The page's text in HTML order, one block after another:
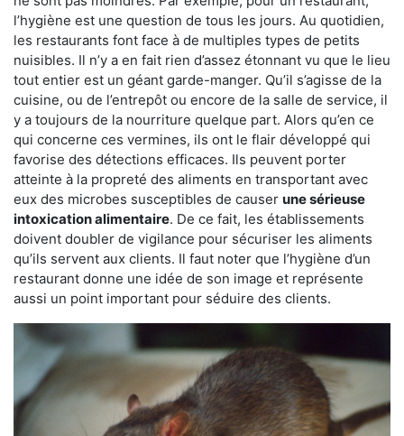
l’hygiène est une question de tous les jours. Au quotidien,
les restaurants font face à de multiples types de petits
nuisibles. Il n’y a en fait rien d’assez étonnant vu que le lieu
tout entier est un géant garde-manger. Qu’il s’agisse de la
cuisine, ou de l’entrepôt ou encore de la salle de service, il
y a toujours de la nourriture quelque part. Alors qu’en ce
qui concerne ces vermines, ils ont le flair développé qui
favorise des détections efficaces. Ils peuvent porter
atteinte à la propreté des aliments en transportant avec
eux des microbes susceptibles de causer une sérieuse
intoxication alimentaire. De ce fait, les établissements
doivent doubler de vigilance pour sécuriser les aliments
qu’ils servent aux clients. Il faut noter que l’hygiène d’un
restaurant donne une idée de son image et représente
aussi un point important pour séduire des clients.